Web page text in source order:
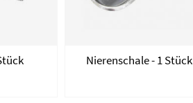
Nierenschale - 1 Stück